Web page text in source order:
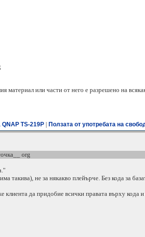
материал или части от него е разрешено на
TS-219P| Ползата от употребата на
org
такива), не за някакво плейърче. Без кода за
да придобие всички правата върху кода и